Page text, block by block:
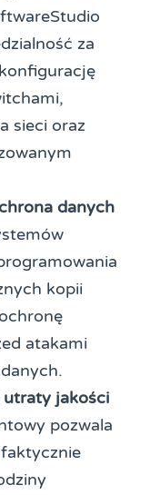
za
sieci oraz
danych
kopii
atakami
utraty jakości
pozwala
faktycznie